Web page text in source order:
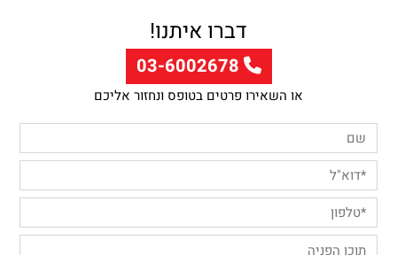
דברו איתנו!
03-6002678
או השאירו פרטים בטופס ונחזור אליכם